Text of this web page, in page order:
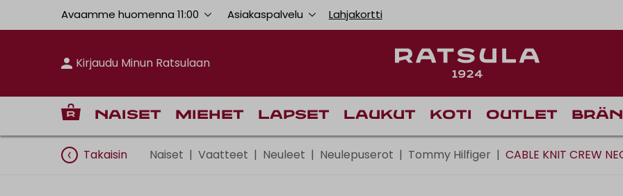
Avaamme huomenna 11:00 Asiakaspalvelu Lahjakortti
Kirjaudu Minun Ratsulaan
Naiset Miehet Lapset Laukut Koti Outlet
Takaisin Naiset | Vaatteet | Neuleet | Neulepuserot | Tommy Hilfiger | CABLE KNIT CREW